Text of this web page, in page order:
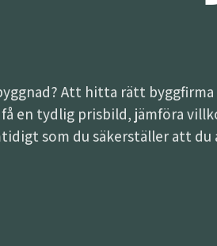
Att hitta rätt
en tydlig prisbild, jämföra
som du säkerställer att